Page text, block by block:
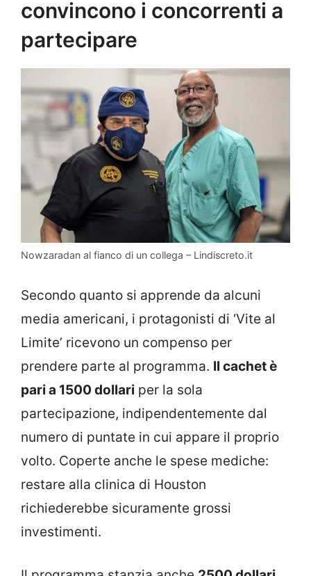
convincono i concorrenti a
partecipare
Nowzaradan al fianco di un collega – Lindiscreto.it
Secondo quanto si apprende da alcuni
media americani, i protagonisti di ‘Vite al
Limite’ ricevono un compenso per
prendere parte al programma. Il cachet è
pari a 1500 dollari per la sola
partecipazione, indipendentemente dal
numero di puntate in cui appare il proprio
volto. Coperte anche le spese mediche:
restare alla clinica di Houston
richiederebbe sicuramente grossi
investimenti.